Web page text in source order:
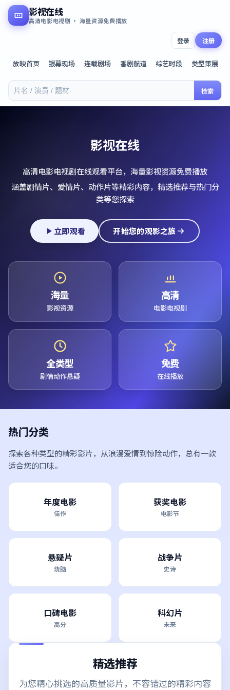
影视在线
高清电影电视剧 · 海量资源免费播放
放映首页 银幕现场 连载剧场 番剧航道 综艺时段 类型策展
检索
登录 注册
影视在线
高清电影电视剧在线观看平台，海量影视资源免费播放
涵盖剧情片、爱情片、动作片等精彩内容，精选推荐与热门分
类等您探索
立即观看 开始您的观影之旅
海量
影视资源
高清
电影电视剧
全类型
剧情动作悬疑
免费
在线播放
热门分类
探索各种类型的精彩影片，从浪漫爱情到惊险动作，总有一款
适合您的口味。
年度电影
佳作
获奖电影
电影节
悬疑片
烧脑
战争片
史诗
口碑电影
高分
科幻片
未来
精选推荐
为您精心挑选的高质量影片，不容错过的精彩内容